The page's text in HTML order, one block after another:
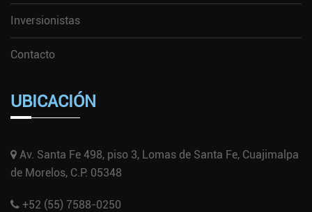
Inversionistas
Contacto
UBICACIÓN
Av. Santa Fe 498, piso 3, Lomas de Santa Fe, Cuajimalpa
de Morelos, C.P. 05348
+52 (55) 7588-0250